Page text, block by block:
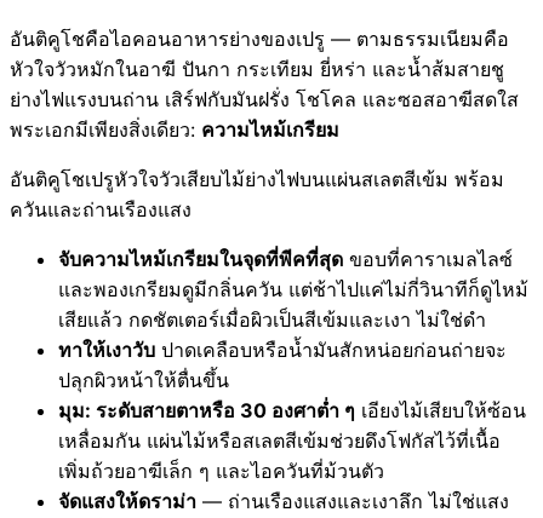
อันติคูโชคือไอคอนอาหารย่างของเปรู — ตามธรรมเนียมคือ
หัวใจวัวหมักในอาฆี ปันกา กระเทียม ยี่หร่า และน้ำส้มสายชู
ย่างไฟแรงบนถ่าน เสิร์ฟกับมันฝรั่ง โชโคล และซอสอาฆีสดใส
พระเอกมีเพียงสิ่งเดียว: ความไหม้เกรียม
อันติคูโชเปรูหัวใจวัวเสียบไม้ย่างไฟบนแผ่นสเลตสีเข้ม พร้อม
ควันและถ่านเรืองแสง
จับความไหม้เกรียมในจุดที่พีคที่สุด ขอบที่คาราเมลไลซ์
และพองเกรียมดูมีกลิ่นควัน แต่ช้าไปแค่ไม่กี่วินาทีก็ดูไหม้
เสียแล้ว กดชัตเตอร์เมื่อผิวเป็นสีเข้มและเงา ไม่ใช่ดำ
ทาให้เงาวับ ปาดเคลือบหรือน้ำมันสักหน่อยก่อนถ่ายจะ
ปลุกผิวหน้าให้ตื่นขึ้น
มุม: ระดับสายตาหรือ 30 องศาต่ำ ๆ เอียงไม้เสียบให้ซ้อน
เหลื่อมกัน แผ่นไม้หรือสเลตสีเข้มช่วยดึงโฟกัสไว้ที่เนื้อ
เพิ่มถ้วยอาฆีเล็ก ๆ และไอควันที่ม้วนตัว
จัดแสงให้ดราม่า — ถ่านเรืองแสงและเงาลึก ไม่ใช่แสง